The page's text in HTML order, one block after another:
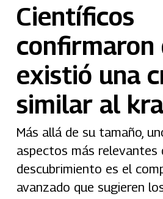
Científicos
confirmaron
existió una
similar al
Más allá de su tamaño,
aspectos más relevantes
descubrimiento es el
avanzado que sugieren